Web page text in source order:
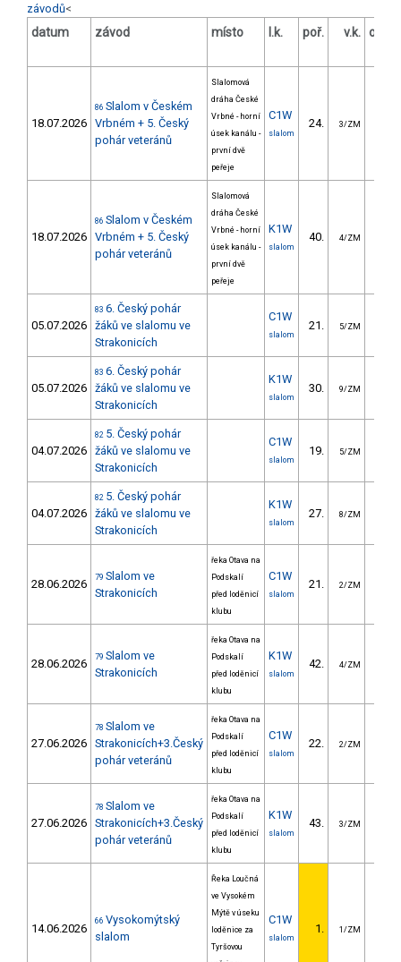
závodů<
datum závod místo l.k. poř. v.k.
18.07.2026
86 Slalom v Českém
Vrbném + 5. Český
pohár veteránů
Slalomová
dráha České
Vrbné - horní
úsek kanálu -
první dvě
peřeje
C1W
slalom
24. 3/ZM
18.07.2026
86 Slalom v Českém
Vrbném + 5. Český
pohár veteránů
Slalomová
dráha České
Vrbné - horní
úsek kanálu -
první dvě
peřeje
K1W
slalom
40. 4/ZM
05.07.2026
83 6. Český pohár
žáků ve slalomu ve
Strakonicích
C1W
slalom
21. 5/ZM
05.07.2026
83 6. Český pohár
žáků ve slalomu ve
Strakonicích
K1W
slalom
30. 9/ZM
04.07.2026
82 5. Český pohár
žáků ve slalomu ve
Strakonicích
C1W
slalom
19. 5/ZM
04.07.2026
82 5. Český pohár
žáků ve slalomu ve
Strakonicích
K1W
slalom
27. 8/ZM
28.06.2026 79 Slalom ve
Strakonicích
řeka Otava na
Podskalí
před loděnicí
klubu
C1W
slalom
21. 2/ZM
28.06.2026 79 Slalom ve
Strakonicích
řeka Otava na
Podskalí
před loděnicí
klubu
K1W
slalom
42. 4/ZM
27.06.2026
78 Slalom ve
Strakonicích+3.Český
pohár veteránů
řeka Otava na
Podskalí
před loděnicí
klubu
C1W
slalom
22. 2/ZM
27.06.2026
78 Slalom ve
Strakonicích+3.Český
pohár veteránů
řeka Otava na
Podskalí
před loděnicí
klubu
K1W
slalom
43. 3/ZM
14.06.2026
66 Vysokomýtský
slalom
Řeka Loučná
ve Vysokém
Mýtě v úseku
loděnice za
Tyršovou
C1W
slalom
1. 1/ZM